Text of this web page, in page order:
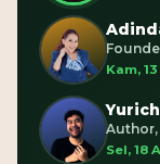
Kam,
Author,
Sel, 18